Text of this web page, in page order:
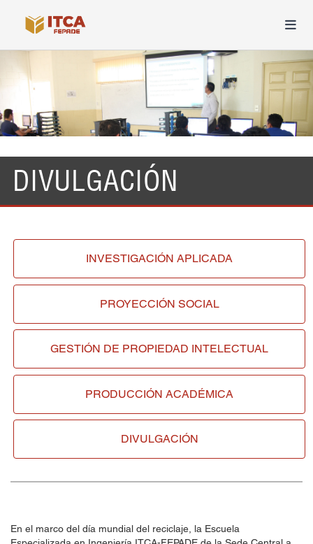
DIVULGACIÓN
INVESTIGACIÓNAPLICADA
PROYECCIÓN SOCIAL
GESTIÓN DE PROPIEDAD INTELECTUAL
PRODUCCIÓN ACADÉMICA
DIVULGACIÓN
En el marco del día mundial del reciclaje, la Escuela